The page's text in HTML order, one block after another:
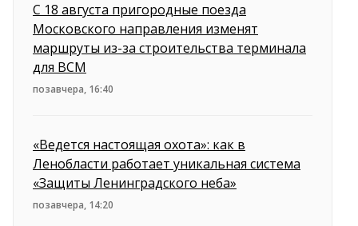
С 18 августа пригородные поезда
Московского направления изменят
маршруты из-за строительства терминала
для ВСМ
позавчера, 16:40
«Ведется настоящая охота»: как в
Ленобласти работает уникальная система
«Защиты Ленинградского неба»
позавчера, 14:20